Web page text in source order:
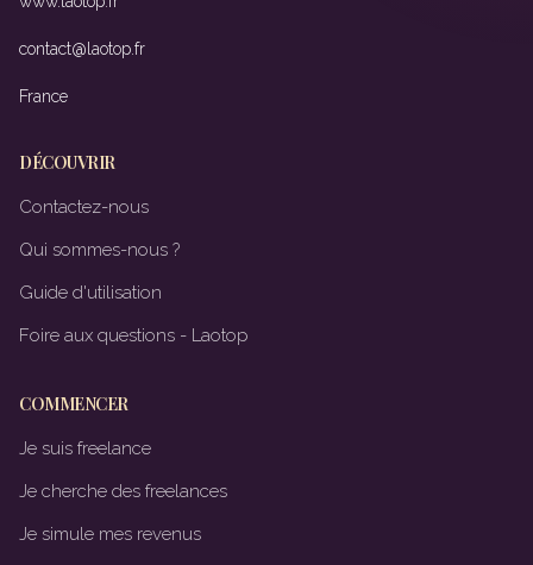
contact@laotop.fr
France
DÉCOUVRIR
Contactez-nous
Qui sommes-nous ?
Guide d'utilisation
Foire aux questions - Laotop
COMMENCER
Je suis freelance
Je cherche des freelances
Je simule mes revenus